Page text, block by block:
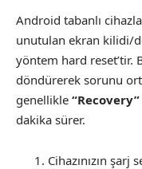
Android tabanlı
unutulan ekran kilidi/
yöntem hard reset’tir.
döndürerek sorunu
genellikle “Recovery”
dakika sürer.
Cihazınızın